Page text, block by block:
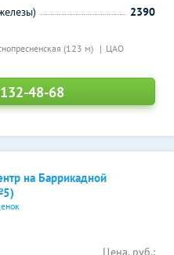
(123 м) ЦАО
2390
48-68
на Баррикадной
Цена, руб.: